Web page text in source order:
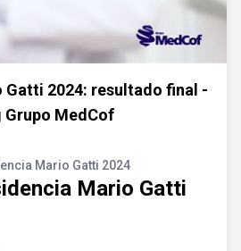
Gatti 2024: resultado final -
Grupo MedCof
Mario Gatti 2024
Mario Gatti